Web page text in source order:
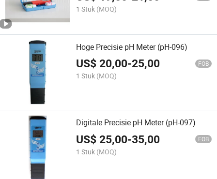
1 Stuk (MOQ)
Hoge Precisie pH Meter (pH-096)
US$20,00-25,00 FOB
1 Stuk (MOQ)
Digitale Precisie pH Meter (pH-097)
US$25,00-35,00 FOB
1 Stuk (MOQ)